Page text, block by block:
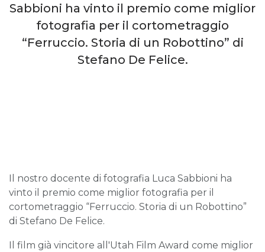
Sabbioni ha vinto il premio come miglior
fotografia per il cortometraggio
“Ferruccio. Storia di un Robottino” di
Stefano De Felice.
Il nostro docente di fotografia Luca Sabbioni ha
vinto il premio come miglior fotografia per il
cortometraggio “Ferruccio. Storia di un Robottino”
di Stefano De Felice.
Il film già vincitore all'Utah Film Award come miglior